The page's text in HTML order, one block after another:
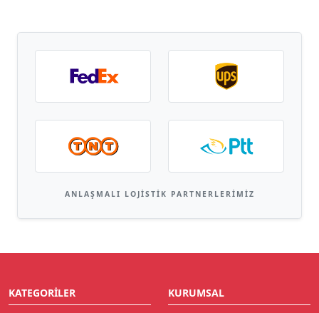
ANLAŞMALI LOJISTIK PARTNERLERIMIZ
KATEGORILER KURUMSAL